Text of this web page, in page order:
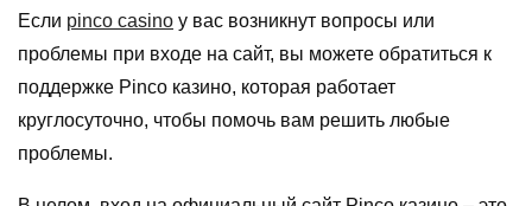
Если pinco casino у вас возникнут вопросы или
проблемы при входе на сайт, вы можете обратиться к
поддержке Pinco казино, которая работает
круглосуточно, чтобы помочь вам решить любые
проблемы.